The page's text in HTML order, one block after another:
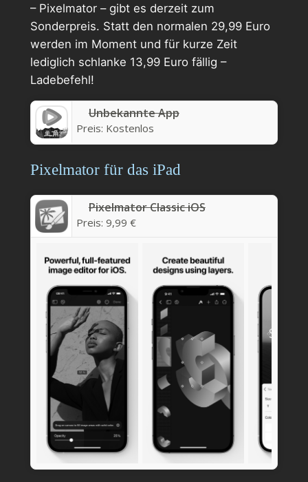
– Pixelmator – gibt es derzeit zum
Sonderpreis. Statt den normalen 29,99 Euro
werden im Moment und für kurze Zeit
lediglich schlanke 13,99 Euro fällig –
Ladebefehl!
Unbekannte App
Preis: Kostenlos
Pixelmator für das iPad
Pixelmator Classic iOS
Preis: 9,99 €